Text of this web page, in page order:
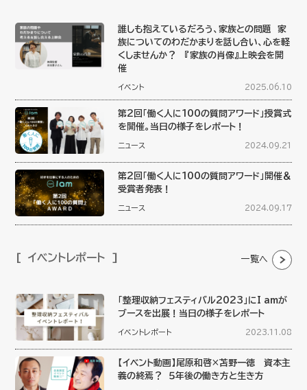
誰しも抱えているだろう、家族との問題 家
族についてのわだかまりを話し合い、心を軽
くしませんか？ 『家族の肖像』上映会を開
催
イベント 2025.06.10
第2回「働く人に100の質問アワード」授賞式
を開催。当日の様子をレポート！
ニュース 2024.09.21
第2回「働く人に100の質問アワード」開催＆
受賞者発表！
ニュース 2024.09.17
イベントレポート 一覧へ
「整理収納フェスティバル2023」にI amが
ブースを出展！当日の様子をレポート
イベントレポート 2023.11.08
【イベント動画】尾原和啓×苫野一徳 資本主
義の終焉？ ５年後の働き方と生き方